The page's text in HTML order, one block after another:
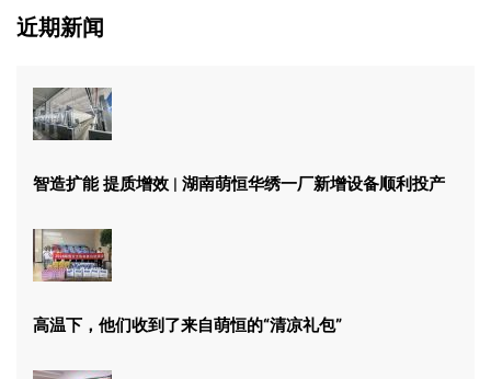
近期新闻
智造扩能 提质增效 | 湖南萌恒华绣一厂新增设备顺利投产
高温下，他们收到了来自萌恒的“清凉礼包”